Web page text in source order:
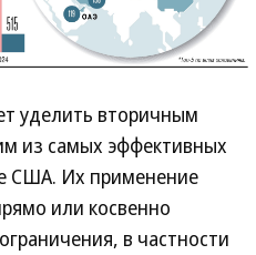
уделить вторичным
из самых эффективных
США. Их применение
или косвенно
в частности